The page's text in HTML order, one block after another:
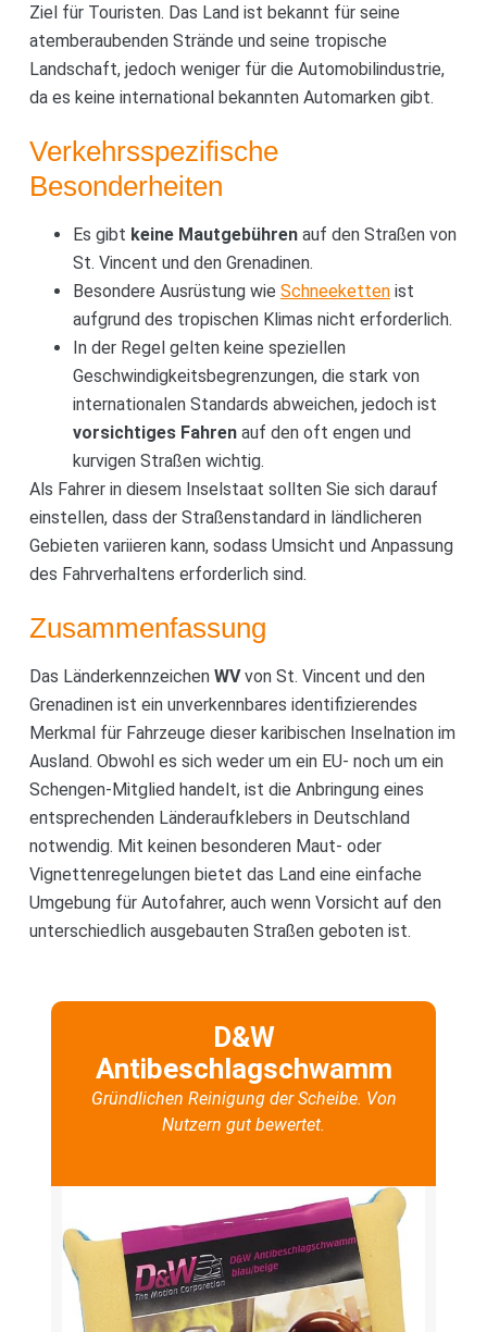
Ziel für Touristen. Das Land ist bekannt für seine
atemberaubenden Strände und seine tropische
Landschaft, jedoch weniger für die Automobilindustrie,
da es keine international bekannten Automarken gibt.
Verkehrsspezifische
Besonderheiten
Es gibt keine Mautgebührenauf den Straßen von
St. Vincent und den Grenadinen.
Besondere Ausrüstung wie Schneekettenist
aufgrund des tropischen Klimas nicht erforderlich.
In der Regel gelten keine speziellen
Geschwindigkeitsbegrenzungen, die stark von
internationalen Standards abweichen, jedoch ist
vorsichtiges Fahrenauf den oft engen und
kurvigen Straßen wichtig.
Als Fahrer in diesem Inselstaat sollten Sie sich darauf
einstellen, dass der Straßenstandard in ländlicheren
Gebieten variieren kann, sodass Umsicht und Anpassung
des Fahrverhaltens erforderlich sind.
Zusammenfassung
Das Länderkennzeichen WVvon St. Vincent und den
Grenadinen ist ein unverkennbares identifizierendes
Merkmal für Fahrzeuge dieser karibischen Inselnation im
Ausland. Obwohl es sich weder um ein EU- noch um ein
Schengen-Mitglied handelt, ist die Anbringung eines
entsprechenden Länderaufklebers in Deutschland
notwendig. Mit keinen besonderen Maut- oder
Vignettenregelungen bietet das Land eine einfache
Umgebung für Autofahrer, auch wenn Vorsicht auf den
unterschiedlich ausgebauten Straßen geboten ist.
D&W
Antibeschlagschwamm
Gründlichen Reinigung der Scheibe. Von
Nutzern gut bewertet.